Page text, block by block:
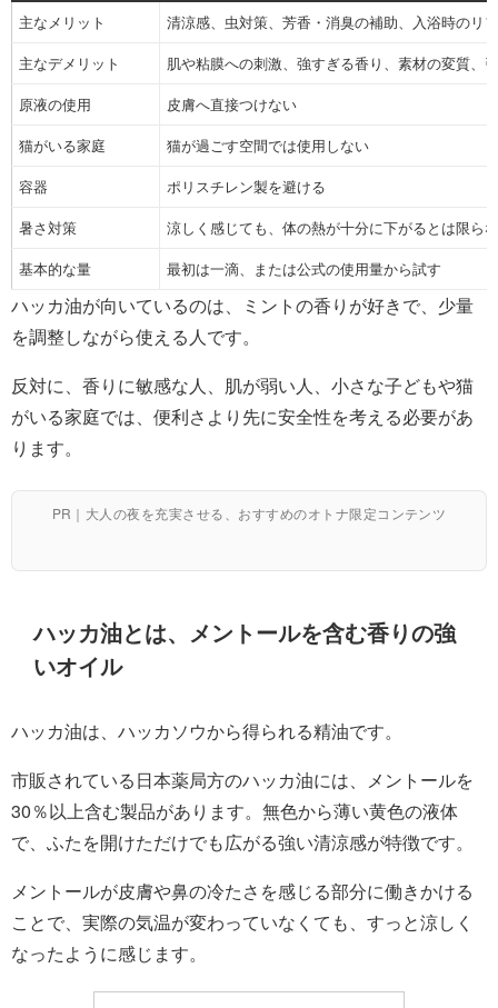
主なメリット
清涼感、虫対策、芳香・消臭の補助、入浴時のリ
主なデメリット
肌や粘膜への刺激、強すぎる香り、素材の変質、
原液の使用
皮膚へ直接つけない
猫がいる家庭
猫が過ごす空間では使用しない
容器
ポリスチレン製を避ける
暑さ対策
涼しく感じても、体の熱が十分に下がるとは限ら
基本的な量
最初は一滴、または公式の使用量から試す
ハッカ油が向いているのは、ミントの香りが好きで、少量
を調整しながら使える人です。
反対に、香りに敏感な人、肌が弱い人、小さな子どもや猫
がいる家庭では、便利さより先に安全性を考える必要があ
ります。
PR｜大人の夜を充実させる、おすすめのオトナ限定コンテンツ
ハッカ油とは、メントールを含む香りの強
いオイル
ハッカ油は、ハッカソウから得られる精油です。
市販されている日本薬局方のハッカ油には、メントールを
30％以上含む製品があります。無色から薄い黄色の液体
で、ふたを開けただけでも広がる強い清涼感が特徴です。
メントールが皮膚や鼻の冷たさを感じる部分に働きかける
ことで、実際の気温が変わっていなくても、すっと涼しく
なったように感じます。